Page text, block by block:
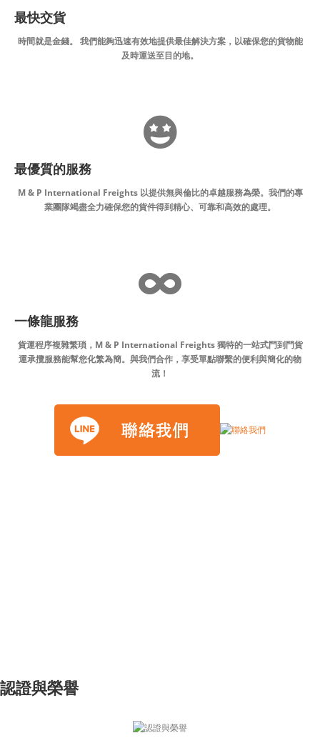
最快交貨
時間就是金錢。 我們能夠迅速有效地提供最佳解決方案，以確保您的貨物能
及時運送至目的地。
最優質的服務
M & P International Freights 以提供無與倫比的卓越服務為榮。我們的專
業團隊竭盡全力確保您的貨件得到精心、可靠和高效的處理。
一條龍服務
貨運程序複雜繁瑣，M & P International Freights 獨特的一站式門到門貨
運承攬服務能幫您化繁為簡。與我們合作，享受單點聯繫的便利與簡化的物
流！
認證與榮譽